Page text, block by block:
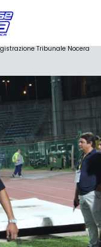
Tribunale Nocera